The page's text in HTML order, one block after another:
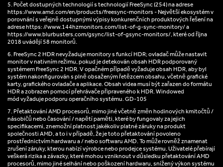
5. Počet dostupných technologií s technologií FreeSync (254) na adrese
https://www.amd.com/en/products/freesync-monitors - Největší ekosystém v
porovnání s veřejně dostupnými výpisy konkurenčních produktových řešení na
adrese https: //www.144hzmonitors.com/list-of-g-sync-monitory/ a
https://www.blurbusters.com/gsync/list-of-gsync-monitors/, které od října
2018 uvádějí 58 monitorů.
6. FreeSync 2 HDR nevyžaduje monitory s funkcí HDR; ovladač může nastavit
monitor v nativním režimu, pokud je detekován obsah HDR podporovaný
systémem FreeSync 2 HDR. V opačném případě vyžaduje obsah HDR, aby byl
systém nakonfigurován s plně obsaženým řetězcem obsahu, včetně grafické
karty, grafického ovladače a aplikace. Obsah videa musí být zařazen do formátu
HDR a zobrazen pomocí přehrávače připraveného k HDR. Windowed
mód vyžaduje podporu operačního systému. GD-105
7. Přetaktování AMD procesorů, mimo jiné včetně změn hodinových kmitočtů /
násobičů nebo časování / napětí paměti, které by fungovaly za jejich
specifikacemi, znemožní platnost jakékoliv platné záruky na produkt
společnosti AMD, a to i v případě, že je toto přetaktování povoleno
prostřednictvím hardwaru a / nebo softwaru AMD. To může rovněž znamenat
zrušení záruky, kterou nabízí výrobce nebo prodejce systému. Uživatelé přebírají
veškerá rizika a závazky, které mohou vzniknout v důsledku přetaktování AMD
procesorů, mimo jiné selhání nebo poškození hardwaru, snížený výkon systému